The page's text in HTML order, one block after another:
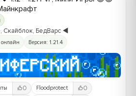
Скайблок, БедВарс ◀️
онлайн Версия: 1.21.4
0 Floodprotect 0